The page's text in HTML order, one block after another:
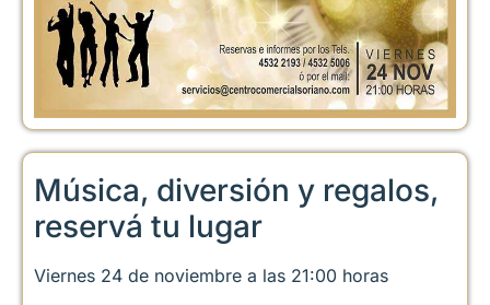
Música, diversión y regalos,
reservá tu lugar
Viernes 24 de noviembre a las 21:00 horas